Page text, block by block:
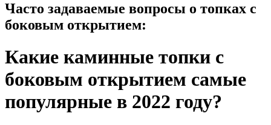
Часто задаваемые вопросы о топках с
боковым открытием:
Какие каминные топки с
боковым открытием самые
популярные в 2022 году?